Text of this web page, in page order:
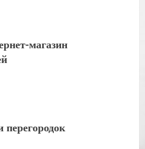
магазин
перегородок